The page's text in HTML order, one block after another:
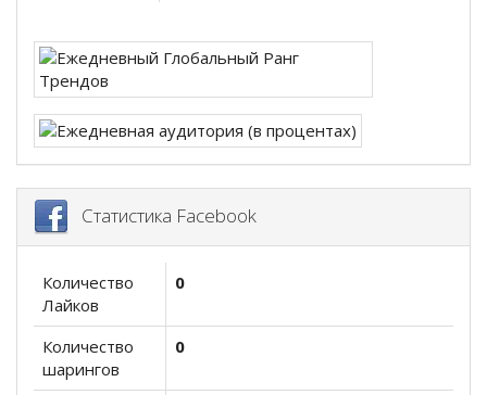
Статистика Facebook
Количество
Лайков
0
Количество
шарингов
0